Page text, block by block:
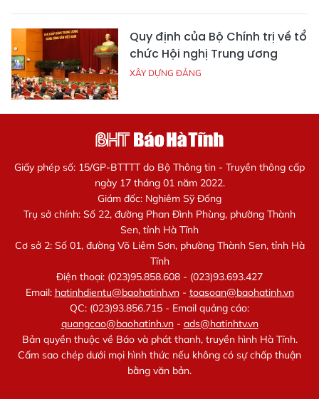
Quy định của Bộ Chính trị về tổ
chức Hội nghị Trung ương
XÂY DỰNG ĐẢNG
Giấy phép số: 15/GP-BTTTT do Bộ Thông tin - Truyền thông cấp
ngày 17 tháng 01 năm 2022.
Giám đốc: Nghiêm Sỹ Đống
Trụ sở chính: Số 22, đường Phan Đình Phùng, phường Thành
Sen, tỉnh Hà Tĩnh
Cơ sở 2: Số 01, đường Võ Liêm Sơn, phường Thành Sen, tỉnh Hà
Tĩnh
Điện thoại: (023)95.858.608 - (023)93.693.427
Email: hatinhdientu@baohatinh.vn- toasoan@baohatinh.vn
QC: (023)93.856.715 - Email quảng cáo:
quangcao@baohatinh.vn- ads@hatinhtv.vn
Bản quyền thuộc về Báo và phát thanh, truyền hình Hà Tĩnh.
Cấm sao chép dưới mọi hình thức nếu không có sự chấp thuận
bằng văn bản.